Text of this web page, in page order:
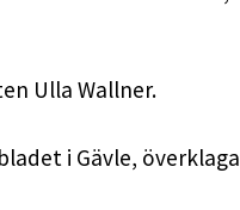
Ulla Wallner.
i Gävle,